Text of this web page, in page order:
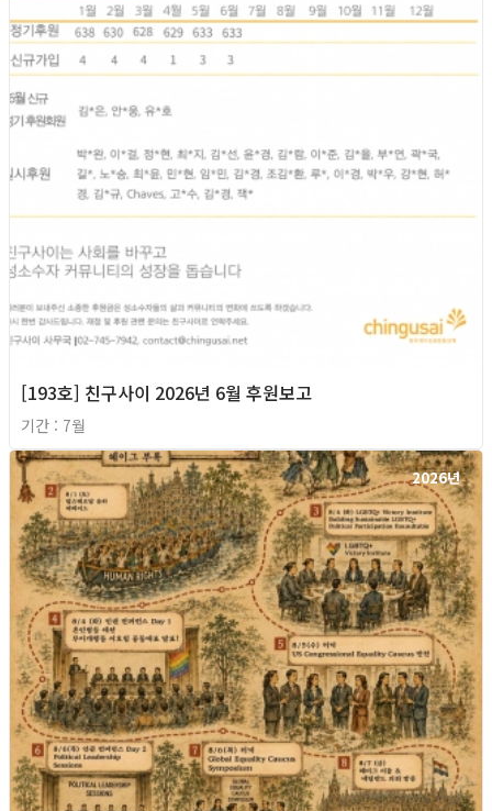
[193호] 친구사이 2026년 6월 후원보고
기간 : 7월
2026년